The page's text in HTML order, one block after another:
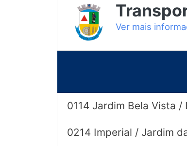
Ver mais
0114 Jardim Bela Vista
0214 Imperial / Jardim